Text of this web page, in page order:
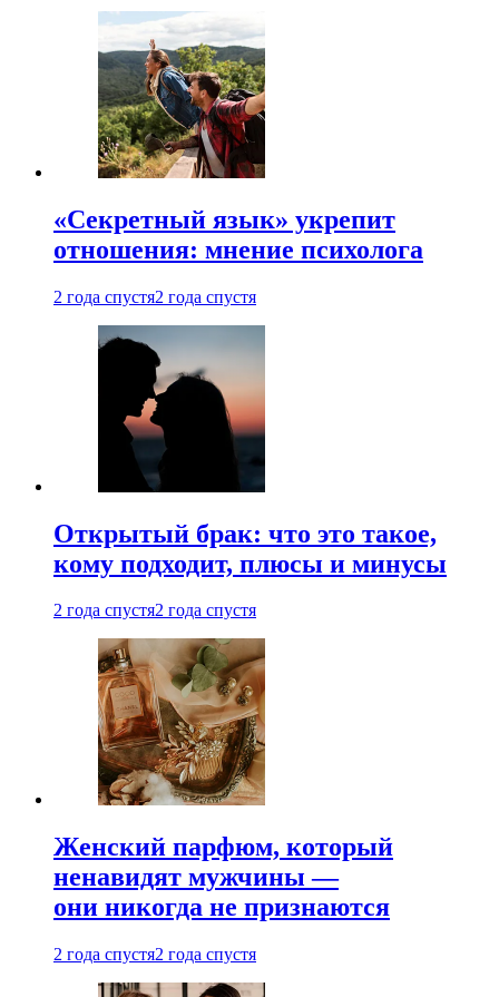
«Секретный язык» укрепит
отношения: мнение психолога
2 года спустя2 года спустя
Открытый брак: что это такое,
кому подходит, плюсы и минусы
2 года спустя2 года спустя
Женский парфюм, который
ненавидят мужчины —
они никогда не признаются
2 года спустя2 года спустя